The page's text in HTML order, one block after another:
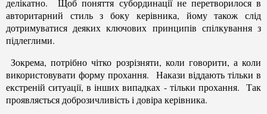
делікатно. Щоб поняття субординації не перетворилося в
авторитарний стиль з боку керівника, йому також слід
дотримуватися деяких ключових принципів спілкування з
підлеглими.
Зокрема, потрібно чітко розрізняти, коли говорити, а коли
використовувати форму прохання. Накази віддають тільки в
екстреній ситуації, в інших випадках - тільки прохання. Так
проявляється доброзичливість і довіра керівника.